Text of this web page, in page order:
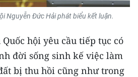
Nguyễn Đức Hải phát biểu kết luận.
hội yêu cầu tiếp tục có
đời sống sinh kế việc làm
bị thu hồi cũng như trong